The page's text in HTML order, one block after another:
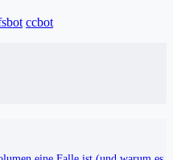
ccbot